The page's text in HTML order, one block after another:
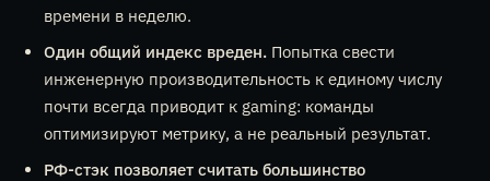
времени в неделю.
Один общий индекс вреден. Попытка свести
инженерную производительность к единому числу
почти всегда приводит к gaming: команды
оптимизируют метрику, а не реальный результат.
РФ-стэк позволяет считать большинство